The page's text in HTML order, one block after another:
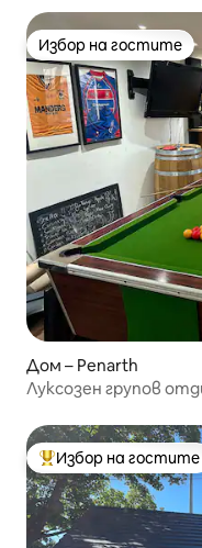
Избор на гостите
Избор на гостите
Дом – Penarth
Луксозен групов
Най-популярен
Избор на гостите